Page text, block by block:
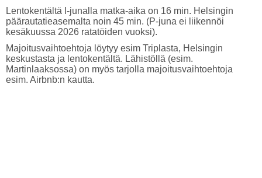
Lentokentältä I-junalla matka-aika on 16 min. Helsingin
päärautatieasemalta noin 45 min. (P-juna ei liikennöi
kesäkuussa 2026 ratatöiden vuoksi).
Majoitusvaihtoehtoja löytyy esim Triplasta, Helsingin
keskustasta ja lentokentältä. Lähistöllä (esim.
Martinlaaksossa) on myös tarjolla majoitusvaihtoehtoja
esim. Airbnb:n kautta.